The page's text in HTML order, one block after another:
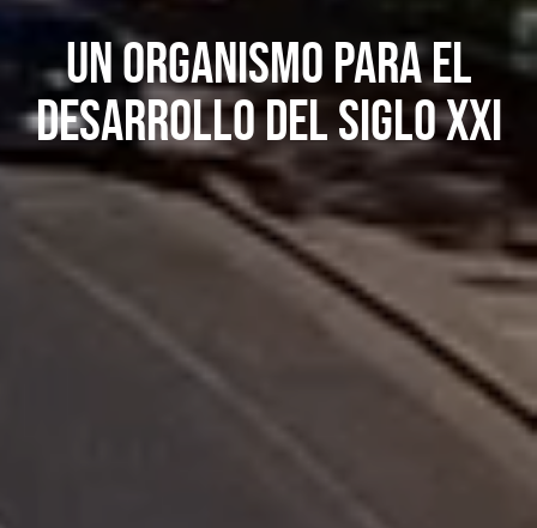
Un organismo para el
desarrollo del siglo XXI